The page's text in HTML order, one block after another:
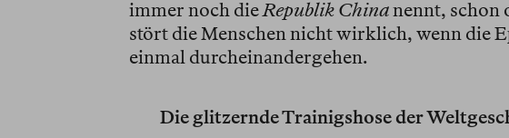
immer noch dieRepublik Chinanennt, schon
stört die Menschen nicht wirklich, wenn die
einmal durcheinandergehen.
Die glitzernde Trainigshose der